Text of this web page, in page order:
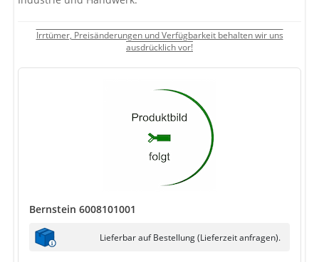
Irrtümer, Preisänderungen und Verfügbarkeit behalten wir uns
ausdrücklich vor!
Bernstein 6008101001
Lieferbar auf Bestellung (Lieferzeit anfragen).